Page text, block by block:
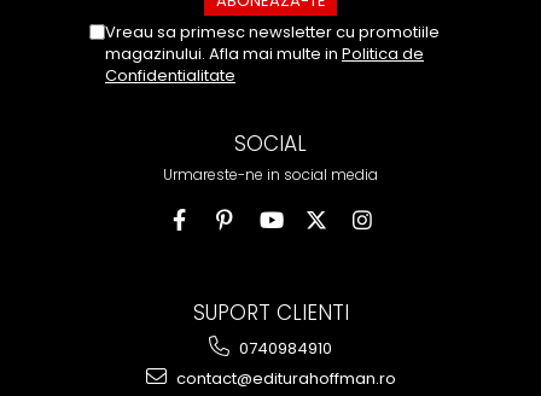
Vreau sa primesc newsletter cu promotiile
magazinului. Afla mai multe in Politica de
Confidentialitate
SOCIAL
Urmareste-ne in social media
SUPORT CLIENTI
0740984910
contact@editurahoffman.ro